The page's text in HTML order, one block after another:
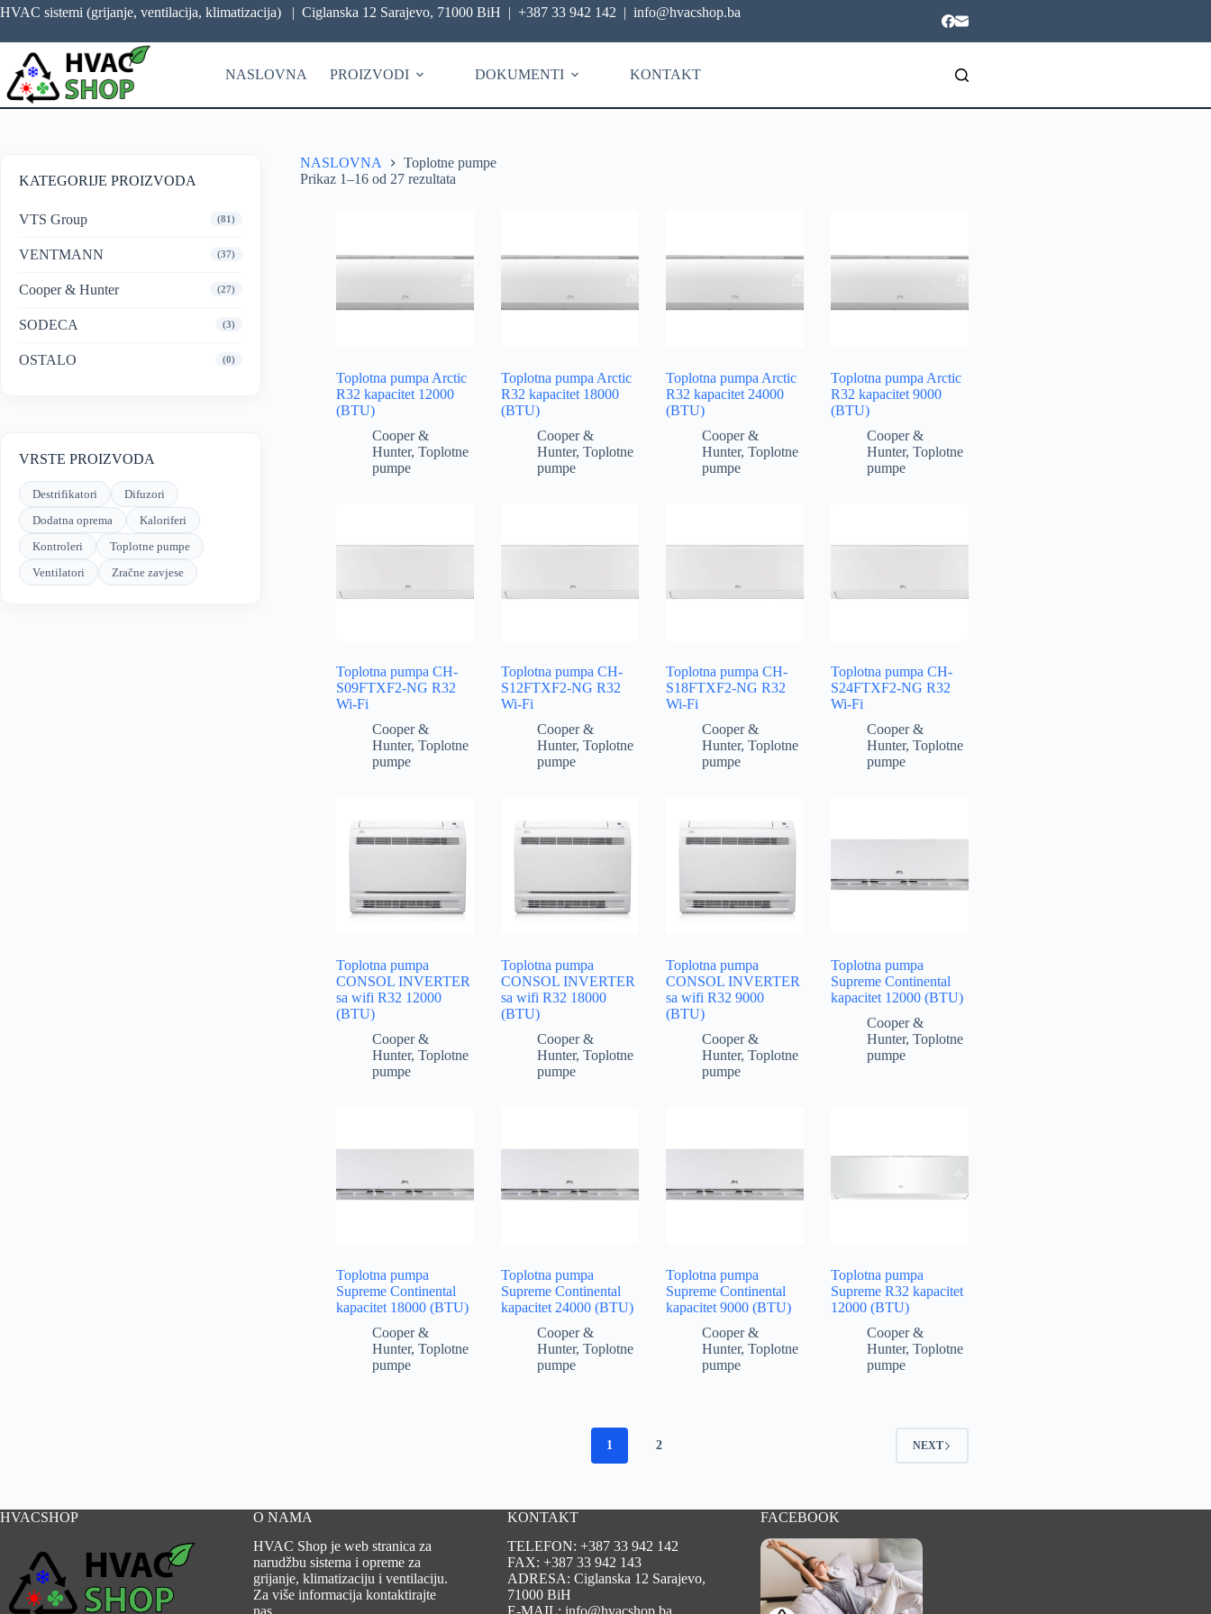
HVAC sistemi (grijanje, ventilacija, klimatizacija) | Ciglanska 12 Sarajevo, 71000 BiH | +387 33 942 142 | info@hvacshop.ba
NASLOVNA PROIZVODI DOKUMENTI KONTAKT
NASLOVNA
Toplotne pumpe
Prikaz 1–16 od 27 rezultata
Toplotna pumpa Arctic
R32 kapacitet 12000
(BTU)
Cooper &
Hunter,Toplotne
pumpe
Toplotna pumpa Arctic
R32 kapacitet 18000
(BTU)
Cooper &
Hunter,Toplotne
pumpe
Toplotna pumpa Arctic
R32 kapacitet 24000
(BTU)
Cooper &
Hunter,Toplotne
pumpe
Toplotna pumpa Arctic
R32 kapacitet 9000
(BTU)
Cooper &
Hunter,Toplotne
pumpe
Toplotna pumpa CH-
S09FTXF2-NG R32
Wi-Fi
Cooper &
Hunter,Toplotne
pumpe
Toplotna pumpa CH-
S12FTXF2-NG R32
Wi-Fi
Cooper &
Hunter,Toplotne
pumpe
Toplotna pumpa CH-
S18FTXF2-NG R32
Wi-Fi
Cooper &
Hunter,Toplotne
pumpe
Toplotna pumpa CH-
S24FTXF2-NG R32
Wi-Fi
Cooper &
Hunter,Toplotne
pumpe
Toplotna pumpa
CONSOL INVERTER
sa wifi R32 12000
(BTU)
Cooper &
Hunter,Toplotne
pumpe
Toplotna pumpa
CONSOL INVERTER
sa wifi R32 18000
(BTU)
Cooper &
Hunter,Toplotne
pumpe
Toplotna pumpa
CONSOL INVERTER
sa wifi R32 9000
(BTU)
Cooper &
Hunter,Toplotne
pumpe
Toplotna pumpa
Supreme Continental
kapacitet 12000 (BTU)
Cooper &
Hunter,Toplotne
pumpe
Toplotna pumpa
Supreme Continental
kapacitet 18000 (BTU)
Cooper &
Hunter,Toplotne
pumpe
Toplotna pumpa
Supreme Continental
kapacitet 24000 (BTU)
Cooper &
Hunter,Toplotne
pumpe
Toplotna pumpa
Supreme Continental
kapacitet 9000 (BTU)
Cooper &
Hunter,Toplotne
pumpe
Toplotna pumpa
Supreme R32 kapacitet
12000 (BTU)
Cooper &
Hunter,Toplotne
pumpe
1 2 NEXT
KATEGORIJE PROIZVODA
VTS Group (81)
VENTMANN (37)
Cooper & Hunter (27)
SODECA (3)
OSTALO (0)
VRSTE PROIZVODA
Destrifikatori
Difuzori
Dodatna oprema
Kaloriferi
Kontroleri
Toplotne pumpe
Ventilatori
Zračne zavjese
HVACSHOP
O NAMA
HVAC Shop je web stranica za
narudžbu sistema i opreme za
grijanje, klimatizaciju i ventilaciju.
Za više informacija kontaktirajte
KONTAKT
TELEFON: +387 33 942 142
FAX: +387 33 942 143
ADRESA: Ciglanska 12 Sarajevo,
71000 BiH
FACEBOOK